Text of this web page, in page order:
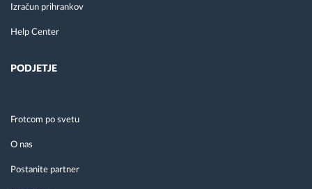
Izračun prihrankov
Help Center
PODJETJE
Frotcom po svetu
O nas
Postanite partner